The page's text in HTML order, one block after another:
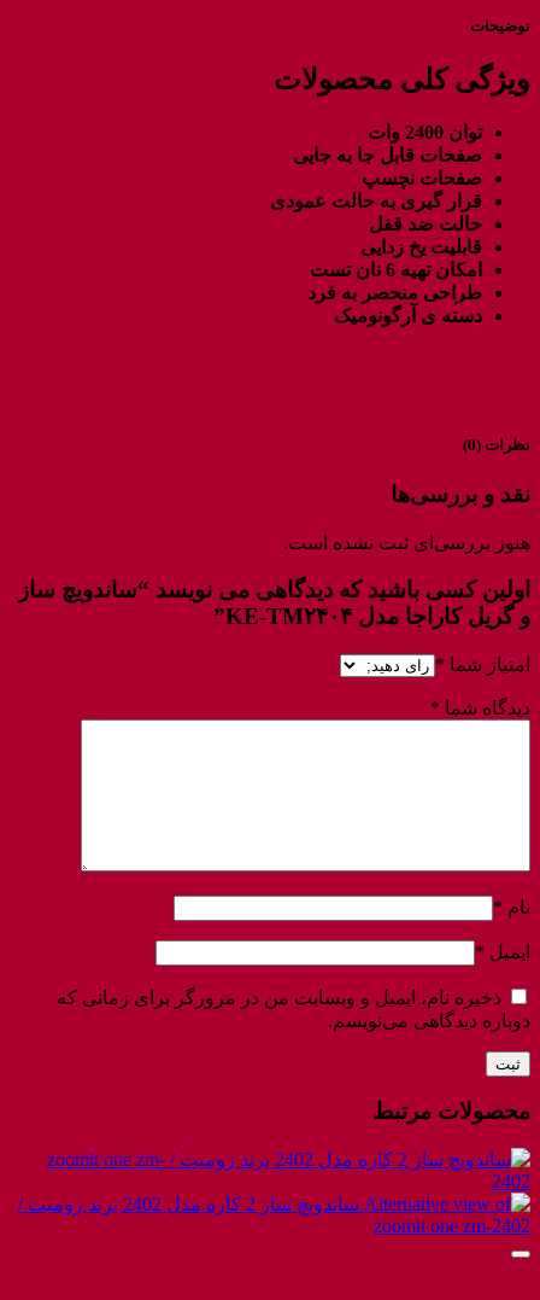
توضیحات
ویژگی کلی محصولات
توان 2400 وات
صفحات قابل جا به جایی
صفحات نچسپ
قرار گیری به حالت عمودی
حالت ضد قفل
قابلیت یخ زدایی
امکان تهیه 6 نان تست
طراحی منحصر به فرد
دسته ی آرگونومیک
نظرات (0)
نقد و بررسی‌ها
هنوز بررسی‌ای ثبت نشده است.
اولین کسی باشید که دیدگاهی می نویسد “ساندویچ ساز
و گریل کاراجا مدل KE-TM۲۴۰۴”
امتیاز شما *
دیدگاه شما *
نام *
ایمیل *
ذخیره نام، ایمیل و وبسایت من در مرورگر برای زمانی که
دوباره دیدگاهی می‌نویسم.
محصولات مرتبط